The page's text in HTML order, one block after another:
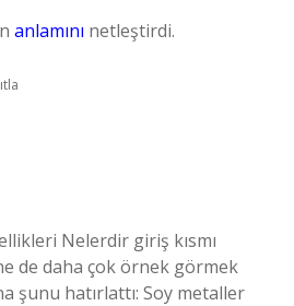
anlamını netleştirdi.
Nelerdir giriş kısmı
de daha çok örnek görmek
şunu hatırlattı: Soy metaller